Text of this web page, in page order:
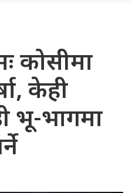
कोसीमा
केही
भू-भागमा